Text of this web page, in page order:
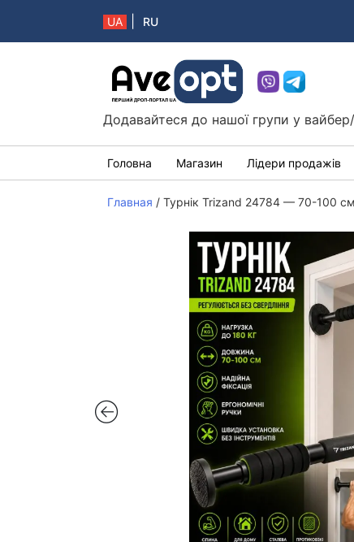
UA RU
Aveopt – оптова дропшипінг платформа в
Додавайтеся до нашої групи у
Головна Магазин Лідери продажів
Главная / Турнік Trizand 24784 — 70-100